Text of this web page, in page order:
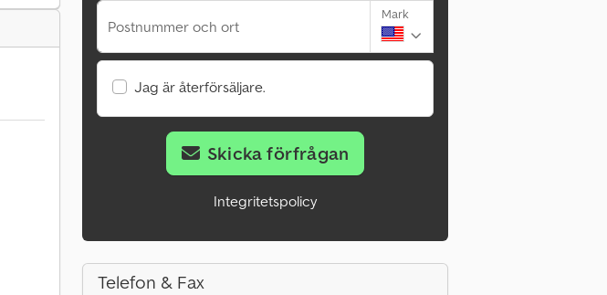
Postnummer och ort
Mark
Jag är återförsäljare.
Skicka förfrågan
Integritetspolicy
Telefon & Fax